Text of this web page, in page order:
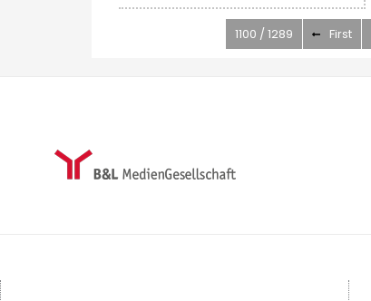
1100 / 1289 First